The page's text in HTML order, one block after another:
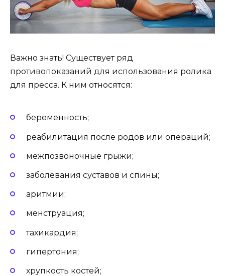
Важно знать! Существует ряд
противопоказаний для использования ролика
для пресса. К ним относятся:
беременность;
реабилитация после родов или операций;
межпозвоночные грыжи;
заболевания суставов и спины;
аритмии;
менструация;
тахикардия;
гипертония;
хрупкость костей;